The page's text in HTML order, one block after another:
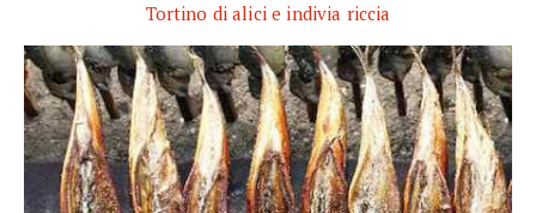
Tortino di alici e indivia riccia